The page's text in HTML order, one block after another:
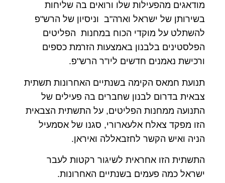
מודאגים מהפעילות שלו ורואים בה שליחות
בשירותן של ישראל וארה"ב וניסיון של הרש"פ
להשתלט על מוקדי הכוח במחנות הפליטים
הפלסטינים בלבנון באמצעות הזרמת כספים
ורכישת נאמנים חדשים ליו"ר הרש"פ.
תנועת חמאס הקימה בשנתיים האחרונות תשתית
צבאית בדרום לבנון שחברים בה פעילים של
התנועה ממחנות הפליטים, על התשתית הצבאית
הזו מפקד צאלח אלעארורי, סגנו של אסמעיל
הניה ואיש הקשר לחזבאללה ואיראן.
התשתית הזו אחראית לשיגור רקטות לעבר
ישראל כמה פעמים בשנתיים האחרונות.